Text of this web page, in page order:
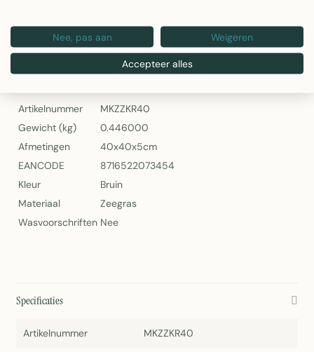
Artikelnummer: MKZZKR40
Mars & More Zeegras Zitkussen Rond 40cm
Specificaties
Artikelnummer
MKZZKR40
Gewicht (kg)
0.446000
Afmetingen
40x40x5cm
EANCODE
8716522073454
Kleur
Bruin
Materiaal
Zeegras
Wasvoorschriften Nee
Specificaties
Artikelnummer MKZZKR40
Nee, pas aan Weigeren
Accepteer alles